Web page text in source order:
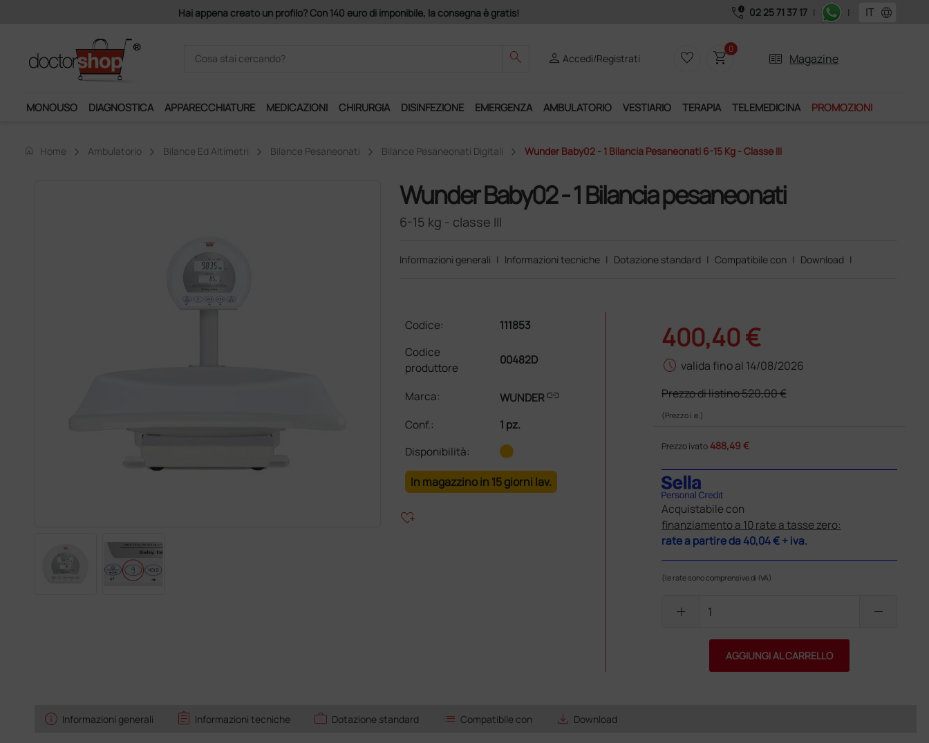
Acquistando il servizio "Ds Club", un anno di spedizioni a 39,90 euro + IVA!
call_quality 02 25 71 37 17 | | language
search personAccedi/Registrati favorite_border shopping_cart0
two_pager Magazine
MONOUSO DIAGNOSTICA APPARECCHIATURE MEDICAZIONI CHIRURGIA DISINFEZIONE EMERGENZA AMBULATORIO VESTIARIO TERAPIA TELEMEDICINA PROMOZIONI
home Home Ambulatorio Bilance Ed Altimetri Bilance Pesaneonati Bilance Pesaneonati Digitali Wunder Baby02 - 1 Bilancia Pesaneonati 6-15 Kg - Classe III
Wunder Baby02 - 1 Bilancia pesaneonati
6-15 kg - classe III
Informazioni generali | Informazioni tecniche | Dotazione standard | Compatibile con | Download |
Codice:
111853
Codice
produttore
00482D
Marca: WUNDERlink
Conf.:
1 pz.
Disponibilità:
In magazzino in 15 giorni lav.
heart_plus
400,40 €
schedule valida fino al 14/08/2026
Prezzo di listino520,00 €
(Prezzo i.e.)
Prezzo ivato 488,49 €
Acquistabile con
finanziamento a 10 rate a tasse zero:
rate a partire da40,04 €+ iva.
(le rate sono comprensive di IVA)
add remove
AGGIUNGI AL CARRELLO
info Informazioni generali assignment Informazioni tecniche work Dotazione standard list Compatibile con save_alt Download